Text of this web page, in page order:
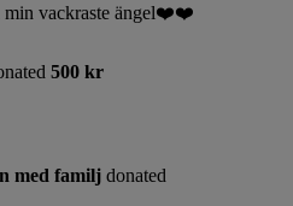
min vackraste ängel❤️❤️
500 kr
med familj donated